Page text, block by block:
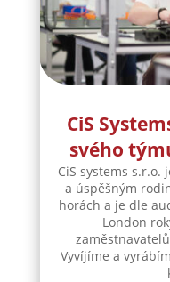
CiS
svého
CiS systems
a úspěšným
horách a je dle
London
Vyvíjíme a